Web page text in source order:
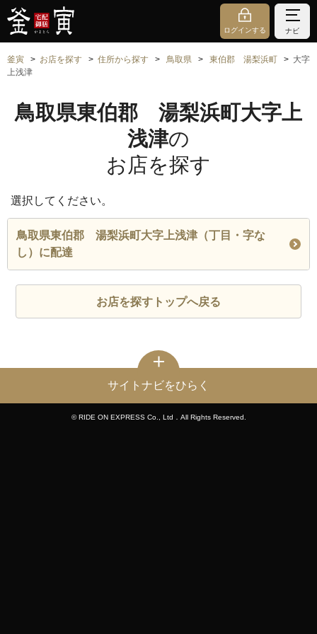
ログインする ナビ
釜寅 お店を探す 住所から探す 鳥取県 東伯郡 湯梨浜町
大字
上浅津
鳥取県東伯郡 湯梨浜町大字上
浅津の
お店を探す
選択してください。
鳥取県東伯郡 湯梨浜町大字上浅津（丁目・字な
し）に配達
お店を探すトップへ戻る
サイトナビをひらく
© RIDE ON EXPRESS Co., Ltd．All Rights Reserved.